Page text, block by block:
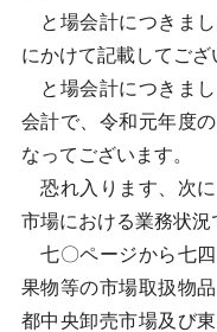
と場会計につきま
にかけて記載してござ
と場会計につきまし
会計で、令和元年度
なってございます。
恐れ入ります、次に
市場における業務状況
七〇ページから七
果物等の市場取扱物
都中央卸売市場及び